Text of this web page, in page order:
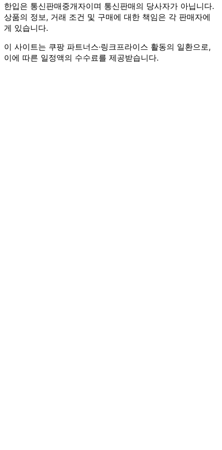
한입은 통신판매중개자이며 통신판매의 당사자가 아닙니다.
상품의 정보, 거래 조건 및 구매에 대한 책임은 각 판매자에
게 있습니다.
이 사이트는 쿠팡 파트너스·링크프라이스 활동의 일환으로,
이에 따른 일정액의 수수료를 제공받습니다.